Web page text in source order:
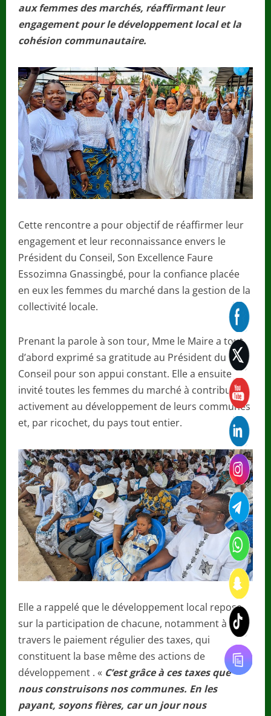
aux femmes des marchés, réaffirmant leur
engagement pour le développement local et la
cohésion communautaire.
Cette rencontre a pour objectif de réaffirmer leur
engagement et leur reconnaissance envers le
Président du Conseil, Son Excellence Faure
Essozimna Gnassingbé, pour la confiance placée
en eux les femmes du marché dans la gestion de la
collectivité locale.
Prenant la parole à son tour, Mme le Maire a tout
d’abord exprimé sa gratitude au Président du
Conseil pour son appui constant. Elle a ensuite
invité toutes les femmes du marché à contribuer
activement au développement de leurs communes
et, par ricochet, du pays tout entier.
Elle a rappelé que le développement local repose
sur la participation de chacune, notamment à
travers le paiement régulier des taxes, qui
constituent la base même des actions de
développement . « C’est grâce à ces taxes que
nous construisons nos communes. En les
payant, soyons fières, car un jour nous